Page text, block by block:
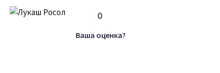
0
Ваша оценка?